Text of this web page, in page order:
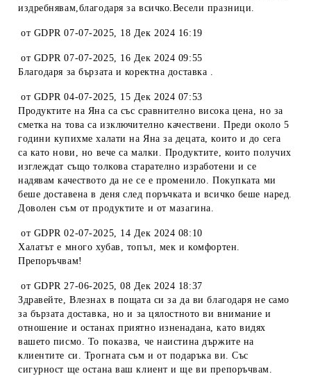
издребнявам,благодаря за всичко.Весели празници.
от GDPR 07-07-2025, 18 Дек 2024 16:19
от GDPR 07-07-2025, 16 Дек 2024 09:55
Благодаря за бързата и коректна доставка .
от GDPR 04-07-2025, 15 Дек 2024 07:53
Продуктите на Яна са със сравнително висока цена, но за
сметка на това са изключително качествени. Преди около 5
години купихме халати на Яна за децата, които и до сега
са като нови, но вече са малки. Продуктите, които получих
изглеждат също толкова старателно изработени и се
надявам качеството да не се е променило. Покупката ми
беше доставена в деня след поръчката и всичко беше наред.
Доволен съм от продуктите и от мазагина.
от GDPR 02-07-2025, 14 Дек 2024 08:10
Халатът е много хубав, топъл, мек и комфортен.
Препоръчвам!
от GDPR 27-06-2025,08 Дек 2024 18:37
Здравейте, Влезнах в пощата си за да ви благодаря не само
за бързата доставка, но и за цялостното ви внимание и
отношение и останах приятно изненадана, като видях
вашето писмо. То показва, че наистина държите на
клиентите си. Трогната съм и от подаръка ви. Със
сигурност ще остана ваш клиент и ще ви препоръчвам.